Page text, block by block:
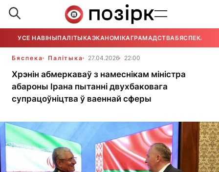
УСЕ НАВІНЫПАЛІТЫКАЭКАНОМІКАГРАМАДСТВАБЯСПЕКА
Бяспека Палітыка 27.04.2026 22:00
Хрэнін абмеркаваў з намеснікам міністра
абароны Ірана пытанні двухбаковага
супрацоўніцтва ў ваеннай сферы